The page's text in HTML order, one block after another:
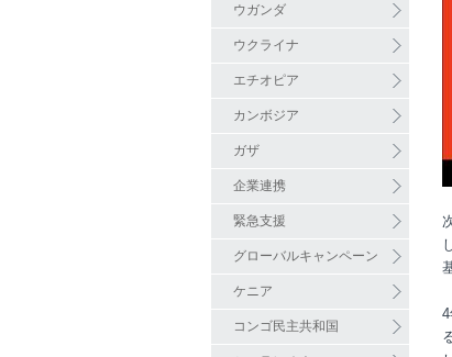
ウガンダ
ウクライナ
エチオピア
カンボジア
ガザ
企業連携
緊急支援
グローバルキャンペーン
ケニア
コンゴ民主共和国
4